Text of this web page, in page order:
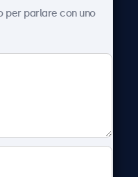
per parlare con uno